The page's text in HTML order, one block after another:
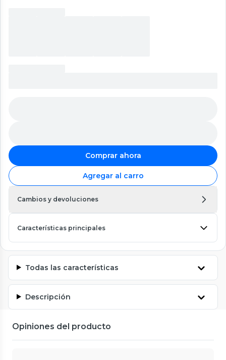
Comprar ahora
Agregar al carro
Cambios y devoluciones
Características principales
Todas las características
Descripción
Opiniones del producto